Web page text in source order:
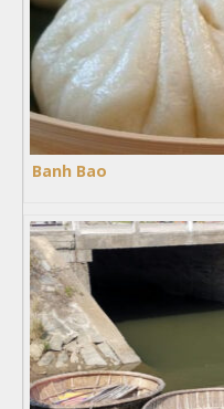
Banh Bao